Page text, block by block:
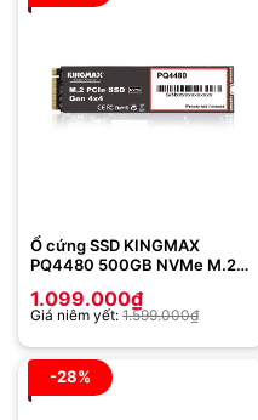
Ổ cứng SSD KINGMAX
PQ4480 500GB NVMe M.2
1.099.000₫
Giá niêm yết: 1.599.000₫
-28%